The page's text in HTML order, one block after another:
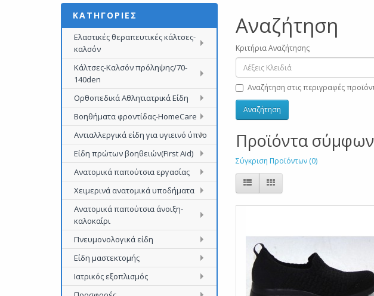
ΚΑΤΗΓΟΡΙΕΣ
Ελαστικές θεραπευτικές κάλτσες-
καλσόν
Κάλτσες-Καλσόν πρόληψης/70-
140den
Ορθοπεδικά Αθλητιατρικά Είδη
Βοηθήματα φροντίδας-HomeCare
Αντιαλλεργικά είδη για υγιεινό ύπνο
Είδη πρώτων βοηθειών(First Aid)
Ανατομικά παπούτσια εργασίας
Χειμερινά ανατομικά υποδήματα
Ανατομικά παπούτσια άνοιξη-
καλοκαίρι
Πνευμονολογικά είδη
Είδη μαστεκτομής
Ιατρικός εξοπλισμός
Αναζήτηση
Κριτήρια Αναζήτησης
Αναζήτηση στις περιγραφές
Προϊόντα
Σύγκριση Προϊόντων (0)